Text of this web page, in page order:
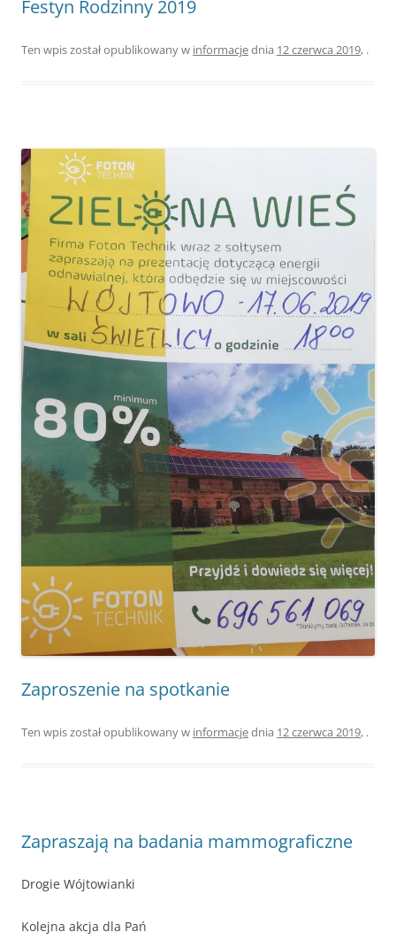
Festyn Rodzinny 2019
Ten wpis został opublikowany w informacjednia 12 czerwca 2019, .
Zaproszenie na spotkanie
Ten wpis został opublikowany w informacjednia 12 czerwca 2019, .
Zapraszają na badania mammograficzne
Drogie Wójtowianki
Kolejna akcja dla Pań